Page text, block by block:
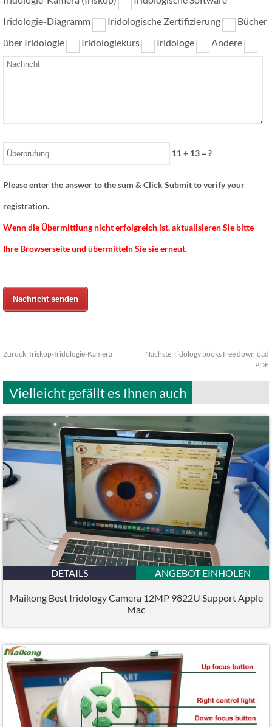
Iridologie-Diagramm
Iridologische Zertifizierung
Bücher
über Iridologie
Iridologiekurs Iridologe Andere
11 + 13= ?
Please enter the answer to the sum & Click Submit to verify your
registration.
Wenn die Übermittlung nicht erfolgreich ist, aktualisieren Sie bitte
Ihre Browserseite und übermitteln Sie sie erneut.
Nachricht senden
Zurück: Iriskop-Iridologie-Kamera Nächste: ridology books free download
PDF
Vielleicht gefällt es Ihnen auch
DETAILS ANGEBOT EINHOLEN
Maikong Best Iridology Camera 12MP 9822U Support Apple
Mac